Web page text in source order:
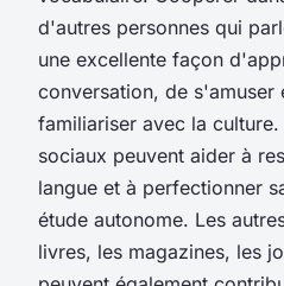
d'autres personnes qui
une excellente façon
conversation, de s'amuser
familiariser avec la
sociaux peuvent aider à
langue et à perfectionner
étude autonome. Les
livres, les magazines, les